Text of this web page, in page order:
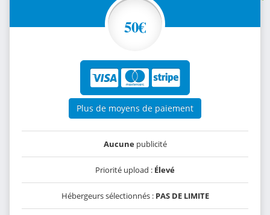
50€
Plus de moyens de paiement
Aucunepublicité
Priorité upload : Élevé
Hébergeurs sélectionnés : PAS DE LIMITE